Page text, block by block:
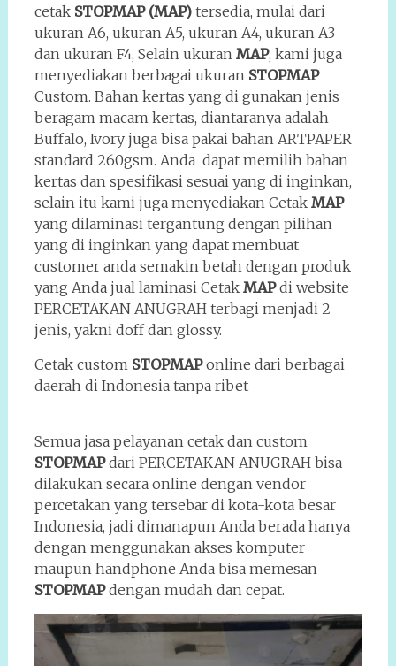
cetak STOPMAP (MAP)tersedia, mulai dari
ukuran A6, ukuran A5, ukuran A4, ukuran A3
dan ukuran F4, Selain ukuran MAP, kami juga
menyediakan berbagai ukuran STOPMAP
Custom. Bahan kertas yang di gunakan jenis
beragam macam kertas, diantaranya adalah
Buffalo, Ivory juga bisa pakai bahan ARTPAPER
standard 260gsm. Anda dapat memilih bahan
kertas dan spesifikasi sesuai yang di inginkan,
selain itu kami juga menyediakan Cetak MAP
yang dilaminasi tergantung dengan pilihan
yang di inginkan yang dapat membuat
customer anda semakin betah dengan produk
yang Anda jual laminasi Cetak MAPdi website
PERCETAKAN ANUGRAH terbagi menjadi 2
jenis, yakni doff dan glossy.
Cetak custom STOPMAPonline dari berbagai
daerah di Indonesia tanpa ribet
Semua jasa pelayanan cetak dan custom
STOPMAPdari PERCETAKAN ANUGRAH bisa
dilakukan secara online dengan vendor
percetakan yang tersebar di kota-kota besar
Indonesia, jadi dimanapun Anda berada hanya
dengan menggunakan akses komputer
maupun handphone Anda bisa memesan
STOPMAPdengan mudah dan cepat.